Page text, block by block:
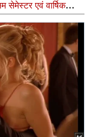
सेमेस्टर एवं वार्षिक
रिजल्ट 66.90% और